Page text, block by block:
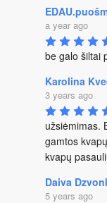
a year ago
be galo šiltai
Karolina
3 years ago
užsiėmimas.
gamtos
kvapų
Daiva
5 years ago